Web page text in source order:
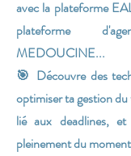
avec la plateforme
plateforme
MEDOUCINE...
🎯 Découvre des
optimiser ta gestion
lié aux deadlines,
pleinement du